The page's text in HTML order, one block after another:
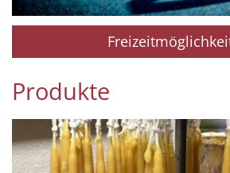
Produkte